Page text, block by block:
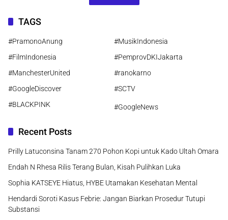
TAGS
#PramonoAnung
#MusikIndonesia
#FilmIndonesia
#PemprovDKIJakarta
#ManchesterUnited
#ranokarno
#GoogleDiscover
#SCTV
#BLACKPINK
#GoogleNews
Recent Posts
Prilly Latuconsina Tanam 270 Pohon Kopi untuk Kado Ultah Omara
Endah N Rhesa Rilis Terang Bulan, Kisah Pulihkan Luka
Sophia KATSEYE Hiatus, HYBE Utamakan Kesehatan Mental
Hendardi Soroti Kasus Febrie: Jangan Biarkan Prosedur Tutupi
Substansi